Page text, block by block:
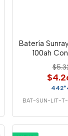
Batería
100ah
BAT-SUN-LIT-